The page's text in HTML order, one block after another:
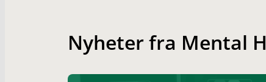
Nyheter fra Mental